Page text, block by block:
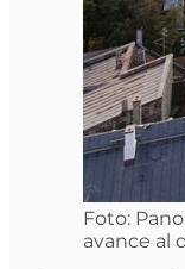
Foto:
avance al